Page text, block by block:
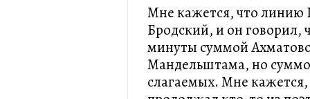
Мне кажется, что линию
Бродский, и он говорил,
минуты суммой
Мандельштама, но
слагаемых. Мне